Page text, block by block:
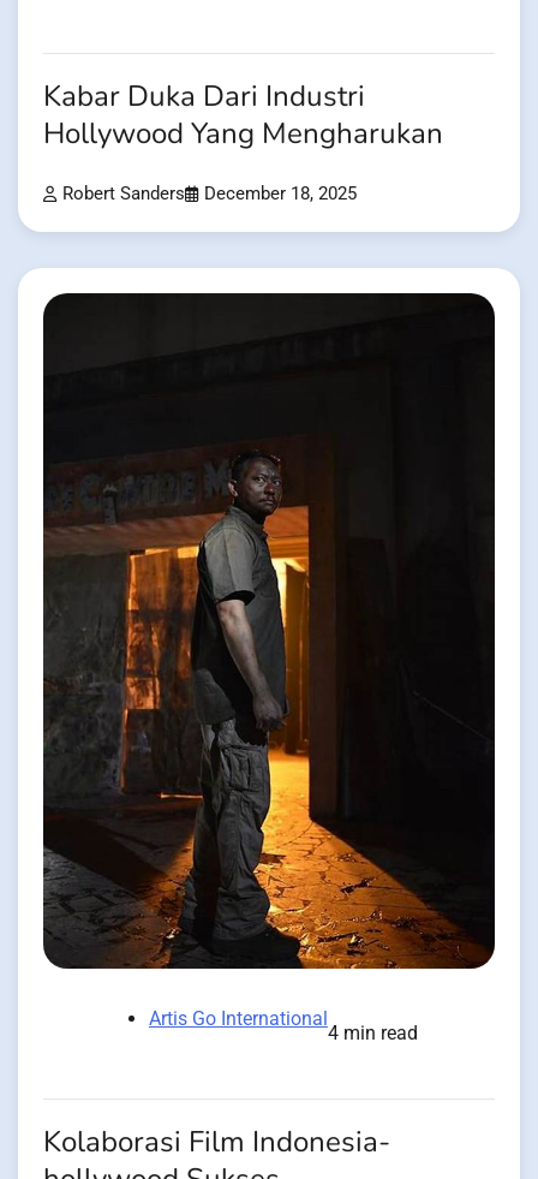
Kabar Duka Dari Industri
Hollywood Yang Mengharukan
Robert Sanders December 18, 2025
Artis Go International
4 min read
Kolaborasi Film Indonesia-